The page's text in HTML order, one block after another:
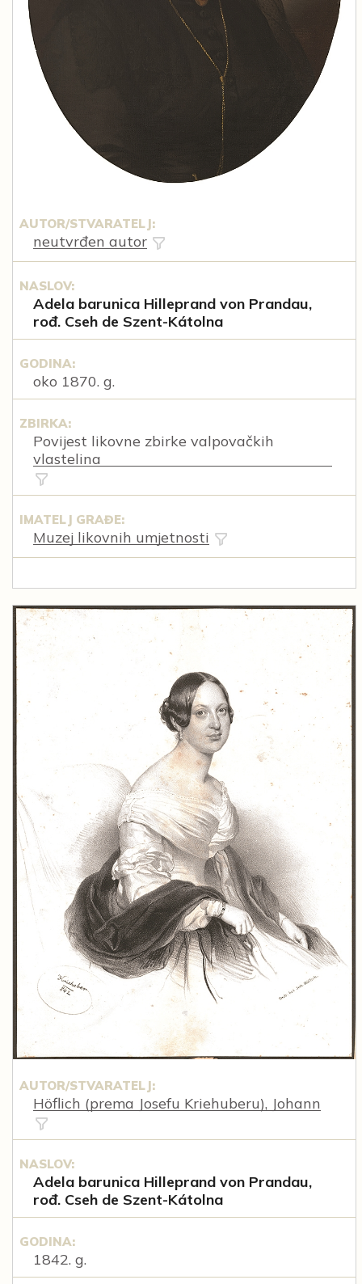
AUTOR/STVARATELJ:
neutvrđen autor
NASLOV:
Adela barunica Hilleprand von Prandau,
rođ. Cseh de Szent-Kátolna
GODINA:
oko 1870. g.
ZBIRKA:
Povijest likovne zbirke valpovačkih
vlastelina
IMATELJ GRAĐE:
Muzej likovnih umjetnosti
AUTOR/STVARATELJ:
Höflich (prema Josefu Kriehuberu), Johann
NASLOV:
Adela barunica Hilleprand von Prandau,
rođ. Cseh de Szent-Kátolna
GODINA:
1842. g.